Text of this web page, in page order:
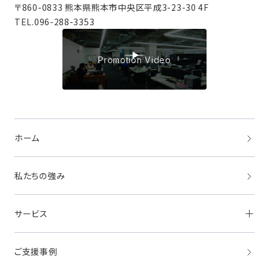
〒860-0833 熊本県熊本市中央区平成3-23-30 4F
TEL.096-288-3353
Promotion Video
ホーム
私たちの強み
サービス
採用支援
ご支援事例